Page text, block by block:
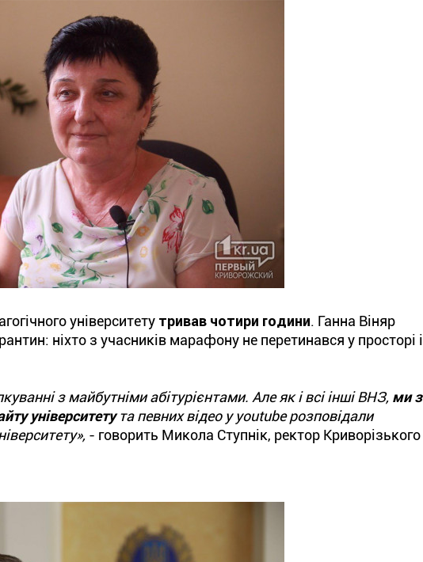
університету тривав чотири години. Ганна Віняр
ніхто з учасників марафону не перетинався у просторі і
з майбутніми абітурієнтами. Але як і всі інші ВНЗ, ми з
університетута певних відео у youtube розповідали
- говорить Микола Ступнік, ректор Криворізького